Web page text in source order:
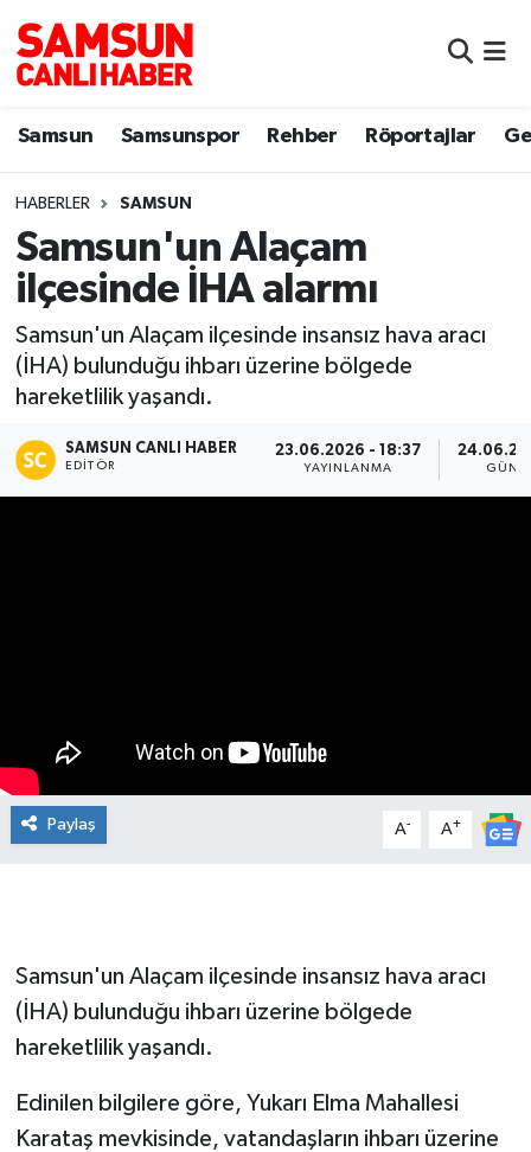
Samsun Samsunspor Rehber Röportajlar
HABERLER SAMSUN
Samsun'un Alaçam
ilçesinde İHA alarmı
Samsun'un Alaçam ilçesinde insansız hava aracı
(İHA) bulunduğu ihbarı üzerine bölgede
hareketlilik yaşandı.
SAMSUN CANLI HABER
EDITÖR
23.06.2026 - 18:37
YAYINLANMA
Paylaş A- A+
Samsun'un Alaçam ilçesinde insansız hava aracı
(İHA) bulunduğu ihbarı üzerine bölgede
hareketlilik yaşandı.
Edinilen bilgilere göre, Yukarı Elma Mahallesi
Karataş mevkisinde, vatandaşların ihbarı üzerine
Samsun
Sokak Röportajları
Genel
Dünya
Eğitim
Sağlık
Samsun Nöbetçi Eczaneler
Samsun Hava Durumu
Samsun Namaz Vakitleri
Samsun Trafik Yoğunluk Haritası
Süper Lig Puan Durumu ve Fikstür
Tüm Manşetler
Son Dakika Haberleri